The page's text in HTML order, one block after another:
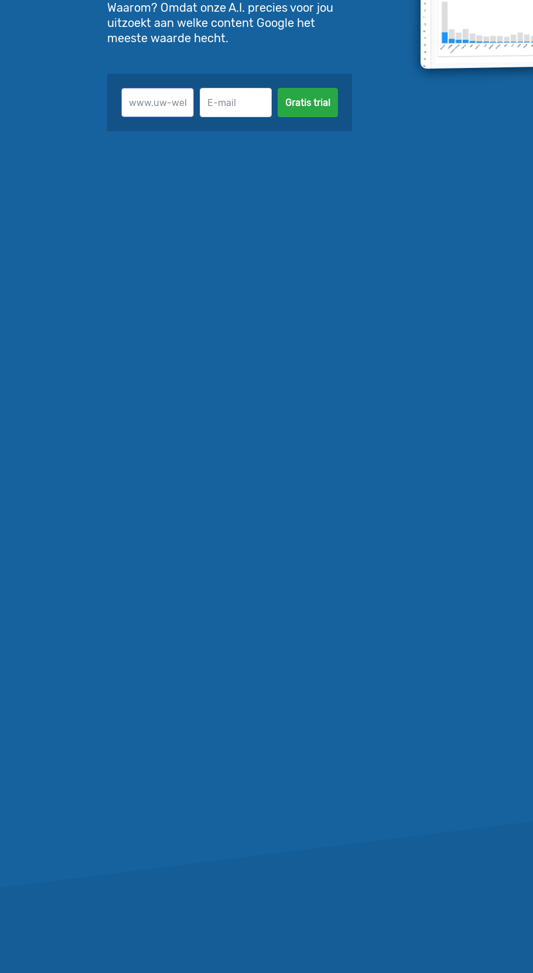
Waarom? Omdat onze A.I. precies voor jou
uitzoekt aan welke content Google het
meeste waarde hecht.
Gratis trial